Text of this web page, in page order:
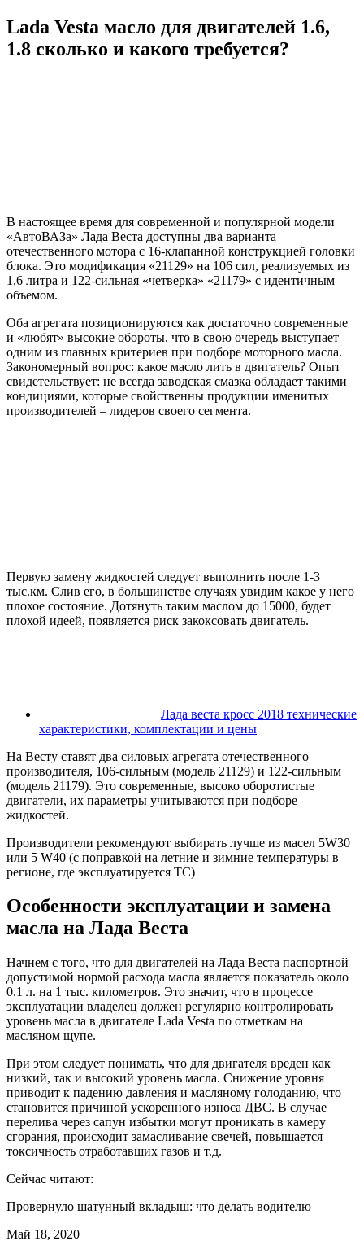
Lada Vesta масло для двигателей 1.6,
1.8 сколько и какого требуется?
В настоящее время для современной и популярной модели
«АвтоВАЗа» Лада Веста доступны два варианта
отечественного мотора с 16-клапанной конструкцией головки
блока. Это модификация «21129» на 106 сил, реализуемых из
1,6 литра и 122-сильная «четверка» «21179» с идентичным
объемом.
Оба агрегата позиционируются как достаточно современные
и «любят» высокие обороты, что в свою очередь выступает
одним из главных критериев при подборе моторного масла.
Закономерный вопрос: какое масло лить в двигатель? Опыт
свидетельствует: не всегда заводская смазка обладает такими
кондициями, которые свойственны продукции именитых
производителей – лидеров своего сегмента.
Первую замену жидкостей следует выполнить после 1-3
тыс.км. Слив его, в большинстве случаях увидим какое у него
плохое состояние. Дотянуть таким маслом до 15000, будет
плохой идеей, появляется риск закоксовать двигатель.
Лада веста кросс 2018 технические
характеристики, комплектации и цены
На Весту ставят два силовых агрегата отечественного
производителя, 106-сильным (модель 21129) и 122-сильным
(модель 21179). Это современные, высоко оборотистые
двигатели, их параметры учитываются при подборе
жидкостей.
Производители рекомендуют выбирать лучше из масел 5W30
или 5 W40 (c поправкой на летние и зимние температуры в
регионе, где эксплуатируется ТС)
Особенности эксплуатации и замена
масла на Лада Веста
Начнем с того, что для двигателей на Лада Веста паспортной
допустимой нормой расхода масла является показатель около
0.1 л. на 1 тыс. километров. Это значит, что в процессе
эксплуатации владелец должен регулярно контролировать
уровень масла в двигателе Lada Vesta по отметкам на
масляном щупе.
При этом следует понимать, что для двигателя вреден как
низкий, так и высокий уровень масла. Снижение уровня
приводит к падению давления и масляному голоданию, что
становится причиной ускоренного износа ДВС. В случае
перелива через сапун избытки могут проникать в камеру
сгорания, происходит замасливание свечей, повышается
токсичность отработавших газов и т.д.
Сейчас читают:
Провернуло шатунный вкладыш: что делать водителю
Май 18, 2020